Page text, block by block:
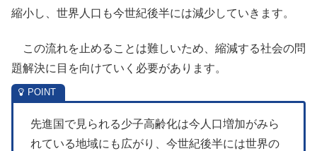
縮小し、世界人口も今世紀後半には減少していきます。
この流れを止めることは難しいため、縮減する社会の問
題解決に目を向けていく必要があります。
先進国で見られる少子高齢化は今人口増加がみら
れている地域にも広がり、今世紀後半には世界の